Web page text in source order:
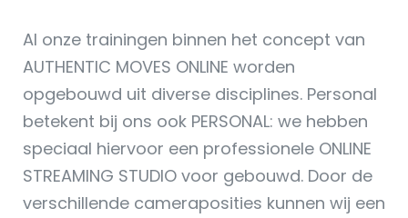
Al onze trainingen binnen het concept van
AUTHENTIC MOVES ONLINE worden
opgebouwd uit diverse disciplines. Personal
betekent bij ons ook PERSONAL: we hebben
speciaal hiervoor een professionele ONLINE
STREAMING STUDIO voor gebouwd. Door de
verschillende cameraposities kunnen wij een